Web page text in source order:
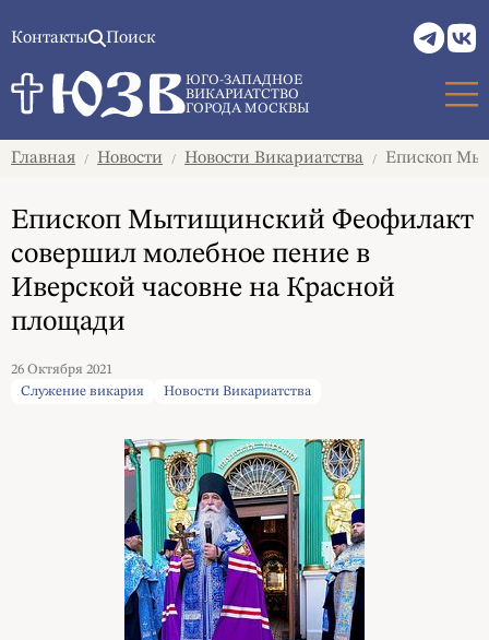
Контакты Поиск
ЮГО-ЗАПАДНОЕ
ВИКАРИАТСТВО
ГОРОДА МОСКВЫ
Главная / Новости / Новости Викариатства / Епископ
Епископ Мытищинский Феофилакт
совершил молебное пение в
Иверской часовне на Красной
площади
26 Октября 2021
Служение викария
Новости Викариатства